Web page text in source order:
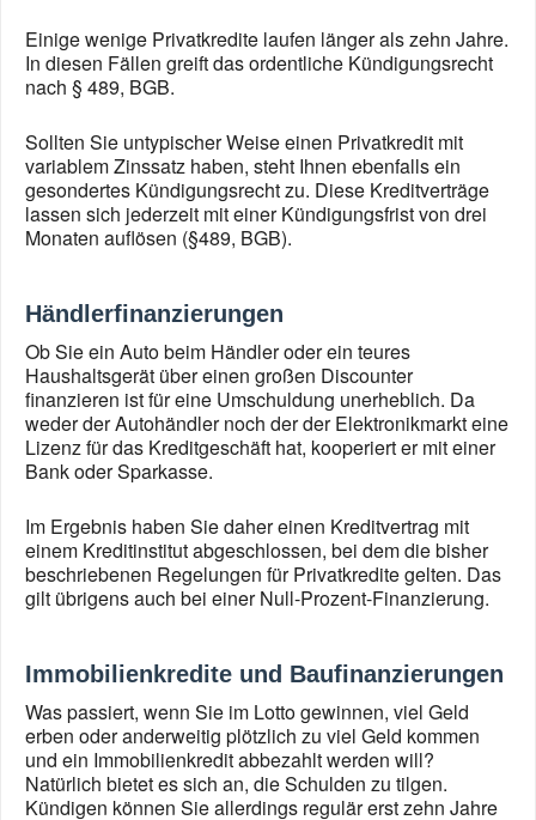
Einige wenige Privatkredite laufen länger als zehn Jahre.
In diesen Fällen greift das ordentliche Kündigungsrecht
nach § 489, BGB.
Sollten Sie untypischer Weise einen Privatkredit mit
variablem Zinssatz haben, steht Ihnen ebenfalls ein
gesondertes Kündigungsrecht zu. Diese Kreditverträge
lassen sich jederzeit mit einer Kündigungsfrist von drei
Monaten auflösen (§489, BGB).
Händlerfinanzierungen
Ob Sie ein Auto beim Händler oder ein teures
Haushaltsgerät über einen großen Discounter
finanzieren ist für eine Umschuldung unerheblich. Da
weder der Autohändler noch der der Elektronikmarkt eine
Lizenz für das Kreditgeschäft hat, kooperiert er mit einer
Bank oder Sparkasse.
Im Ergebnis haben Sie daher einen Kreditvertrag mit
einem Kreditinstitut abgeschlossen, bei dem die bisher
beschriebenen Regelungen für Privatkredite gelten. Das
gilt übrigens auch bei einer Null-Prozent-Finanzierung.
Immobilienkredite und Baufinanzierungen
Was passiert, wenn Sie im Lotto gewinnen, viel Geld
erben oder anderweitig plötzlich zu viel Geld kommen
und ein Immobilienkredit abbezahlt werden will?
Natürlich bietet es sich an, die Schulden zu tilgen.
Kündigen können Sie allerdings regulär erst zehn Jahre